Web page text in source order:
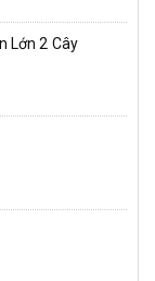
Lớn 2 Cây